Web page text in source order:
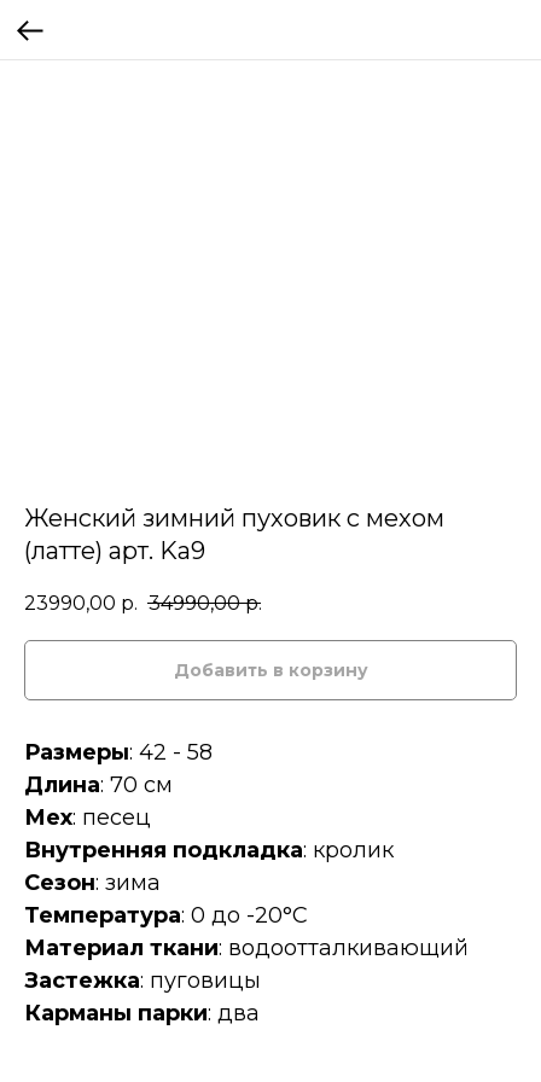
Женский зимний пуховик с мехом
(латте) арт. Ka9
23990,00 р. 34990,00 р.
Добавить в корзину
Размеры: 42 - 58
Длина: 70 см
Мех: песец
Внутренняя подкладка: кролик
Сезон: зима
Температура: 0 до -20°C
Материал ткани: водоотталкивающий
Застежка: пуговицы
Карманы парки: два